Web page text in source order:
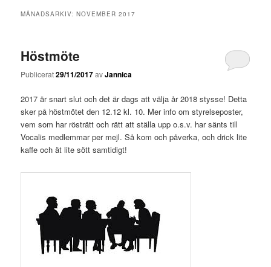
MÅNADSARKIV:NOVEMBER 2017
Höstmöte
Publicerat29/11/2017avJannica
2017 är snart slut och det är dags att välja år 2018 stysse! Detta
sker på höstmötet den 12.12 kl. 10. Mer info om styrelseposter,
vem som har rösträtt och rätt att ställa upp o.s.v. har sänts till
Vocalis medlemmar per mejl. Så kom och påverka, och drick lite
kaffe och ät lite sött samtidigt!